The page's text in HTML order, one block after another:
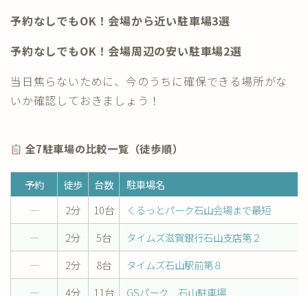
予約なしでもOK！会場から近い駐車場3選
予約なしでもOK！会場周辺の安い駐車場2選
当日焦らないために、今のうちに確保できる場所がな
いか確認しておきましょう！
全7駐車場の比較一覧（徒歩順）
予約 徒歩 台数
駐車場名
―
2分 10台
くるっとパーク石山会場まで最短
―
2分 5台
タイムズ滋賀銀行石山支店第２
―
2分 8台
タイムズ石山駅前第８
―
4分 11台
GSパーク 石山駐車場